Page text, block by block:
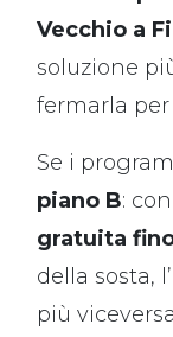
Vecchio a
soluzione
fermarla
Se i
piano B:
gratuita
della sosta,
più